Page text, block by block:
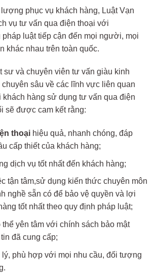
phục vụ khách hàng, Luật Vạn
vụ tư vấn qua điện thoại với
pháp luật tiếp cận đến mọi người, mọi
khác nhau trên toàn quốc.
sư và chuyên viên tư vấn giàu kinh
sâu về các lĩnh vực liên quan
khách hàng sử dụng tư vấn qua điện
sẽ được cam kết rằng:
thoạihiệu quả, nhanh chóng, đáp
cấp thiết của khách hàng;
dịch vụ tốt nhất đến khách hàng;
tận tâm,sử dụng kiến thức chuyên môn
nghề sẵn có để bảo vệ quyền và lợi
tốt nhất theo quy định pháp luật;
thể yên tâm với chính sách bảo mật
đã cung cấp;
phù hợp với mọi nhu cầu, đối tượng